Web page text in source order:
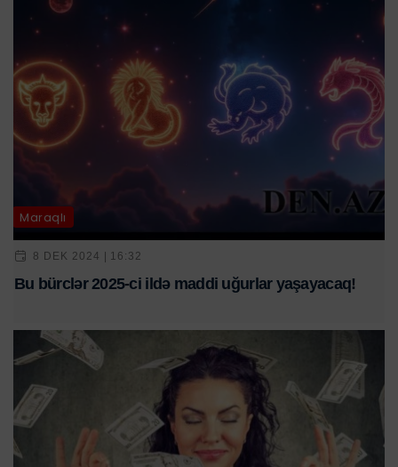
Maraqlı
8 DEK 2024 | 16:32
Bu bürclər 2025-ci ildə maddi uğurlar yaşayacaq!